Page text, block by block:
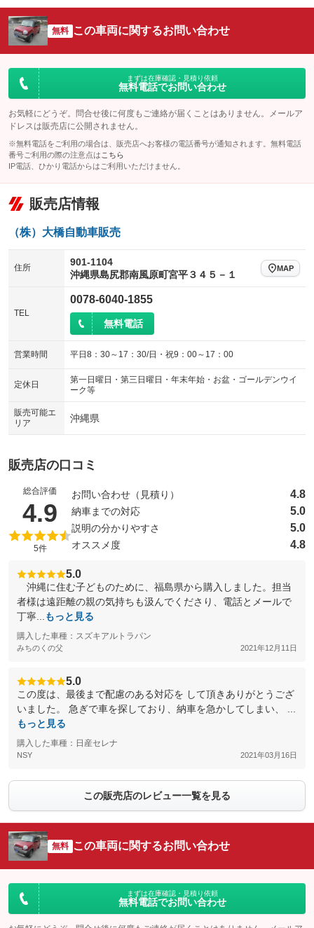
シートエアコン
：装備なし 全周囲カメラ
：装備なし
サイドカメラ
：装備なし ルーフレール
：装備なし
エアサスペンション ヘッドライトウォッシャー
無料 この車両に関するお問い合わせ
まずは在庫確認・見積り依頼
無料電話でお問い合わせ
お気軽にどうぞ。問合せ後に何度もご連絡が届くことはありません。メールア
ドレスは販売店に公開されません。
※無料電話をご利用の場合は、販売店へお客様の電話番号が通知されます。無料電話
番号ご利用の際の注意点は こちら
IP電話、ひかり電話からはご利用いただけません。
販売店情報
（株）大橋自動車販売
住所
901-1104
沖縄県島尻郡南風原町宮平３４５－１
MAP
TEL
0078-6040-1855
無料電話
営業時間 平日8：30～17：30/日・祝9：00～17：00
定休日
第一日曜日・第三日曜日・年末年始・お盆・ゴールデンウイ
ーク等
販売可能エ
リア
沖縄県
販売店の口コミ
総合評価
4.9 （5点満点中）
5件
お問い合わせ（見積り） 4.8
納車までの対応 5.0
説明の分かりやすさ 5.0
オススメ度 4.8
5.0
沖縄に住む子どものために、福島県から購入しました。担当
者様は遠距離の親の気持ちも汲んでくださり、電話とメールで
丁寧...
もっと見る
購入した車種：スズキアルトラパン
みちのくの父 2021年12月11日
5.0
この度は、最後まで配慮のある対応を して頂きありがとうござ
いました。 急ぎで車を探しており、納車を急かしてしまい、 ...
もっと見る
購入した車種：日産セレナ
NSY 2021年03月16日
この販売店のレビュー一覧を見る
無料 この車両に関するお問い合わせ
まずは在庫確認・見積り依頼
無料電話でお問い合わせ